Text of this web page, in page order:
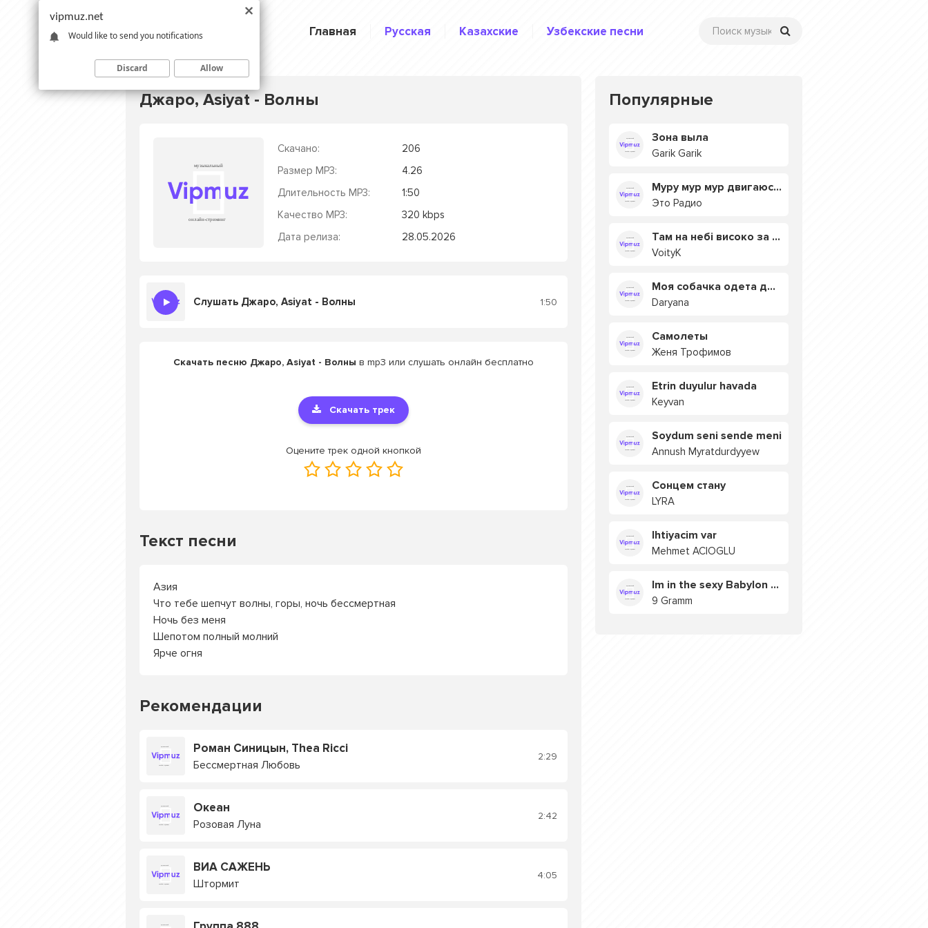
Главная Русская Казахские Узбекские песни
Джаро, Asiyat - Волны
Скачано:
206
Размер MP3:
4.26
Длительность MP3:
1:50
Качество MP3:
320 kbps
Дата релиза:
28.05.2026
Слушать Джаро, Asiyat - Волны 1:50
Скачать песню Джаро, Asiyat - Волны в mp3 или слушать онлайн бесплатно
Скачать трек
Оцените трек одной кнопкой
Текст песни
Азия
Что тебе шепчут волны, горы, ночь бессмертная
Ночь без меня
Шепотом полный молний
Ярче огня
Рекомендации
Роман Синицын, Thea Ricci
Бессмертная Любовь
2:29
Океан
Розовая Луна
2:42
ВИА САЖЕНЬ
Штормит
4:05
Популярные
Зона выла
Garik Garik
Муру мур мур двигаюсь на мурмулях
Это Радио
Там на небі високо за хмарами
VoityK
Моя собачка одета дороже тебя
Daryana
Самолеты
Женя Трофимов
Etrin duyulur havada
Keyvan
Soydum seni sende meni
Annush Myratdurdyyew
Сонцем стану
LYRA
Ihtiyacim var
Mehmet ACIOGLU
Im in the sexy Babylon БУЯ
9 Gramm
vipmuz.net
Would like to send you notifications
Discard Allow